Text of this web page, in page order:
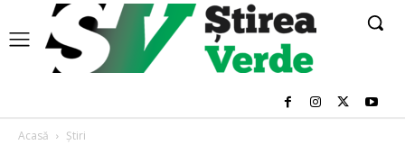
Acasă Știri